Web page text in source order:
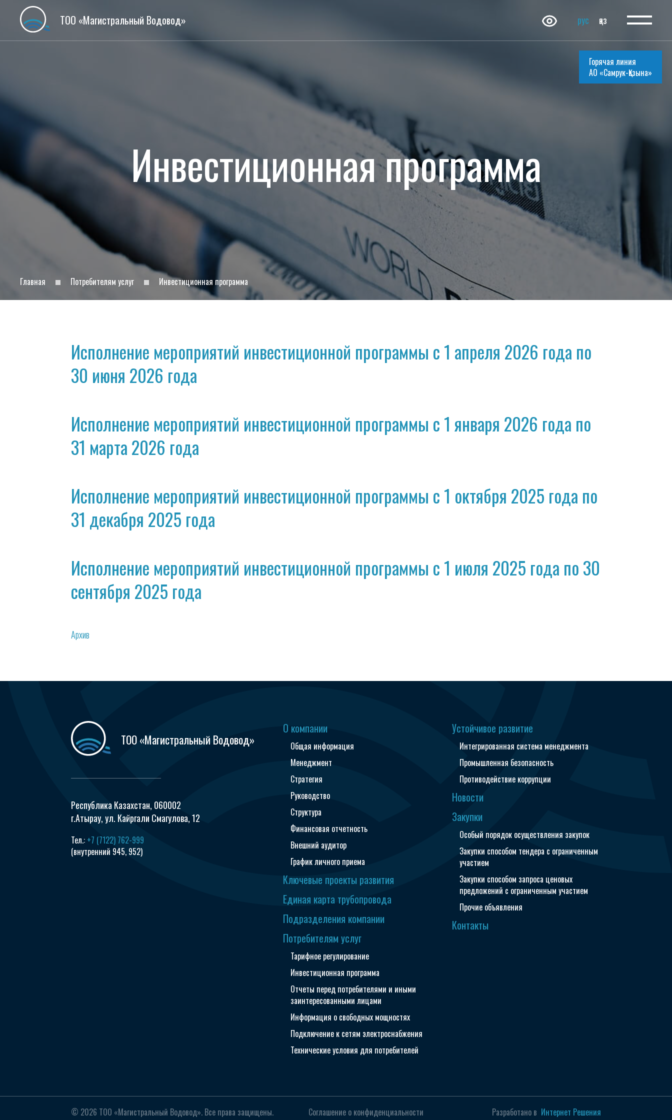
Горячая линия
АО «Самрук-Қазына»
ТОО «Магистральный Водовод» рус қаз
Инвестиционная программа
Главная Потребителям услуг Инвестиционная программа
Исполнение мероприятий инвестиционной программы с 1 апреля 2026 года по
30 июня 2026 года
Исполнение мероприятий инвестиционной программы с 1 января 2026 года по
31 марта 2026 года
Исполнение мероприятий инвестиционной программы с 1 октября 2025 года по
31 декабря 2025 года
Исполнение мероприятий инвестиционной программы с 1 июля 2025 года по 30
сентября 2025 года
Архив
ТОО «Магистральный Водовод»
Республика Казахстан, 060002
г.Атырау, ул. Кайргали Смагулова, 12
Тел.: +7 (7122) 762-999
(внутренний 945, 952)
О компании
Общая информация
Менеджмент
Стратегия
Руководство
Структура
Финансовая отчетность
Внешний аудитор
График личного приема
Ключевые проекты развития
Единая карта трубопровода
Подразделения компании
Потребителям услуг
Тарифное регулирование
Инвестиционная программа
Отчеты перед потребителями и иными
заинтересованными лицами
Информация о свободных мощностях
Подключение к сетям электроснабжения
Технические условия для потребителей
Устойчивое развитие
Интегрированная система менеджмента
Промышленная безопасность
Противодействие коррупции
Новости
Закупки
Особый порядок осуществления закупок
Закупки способом тендера с ограниченным
участием
Закупки способом запроса ценовых
предложений с ограниченным участием
Прочие объявления
Контакты
© 2026 ТОО «Магистральный Водовод». Все права защищены. Соглашение о конфиденциальности Разработано в Интернет Решения